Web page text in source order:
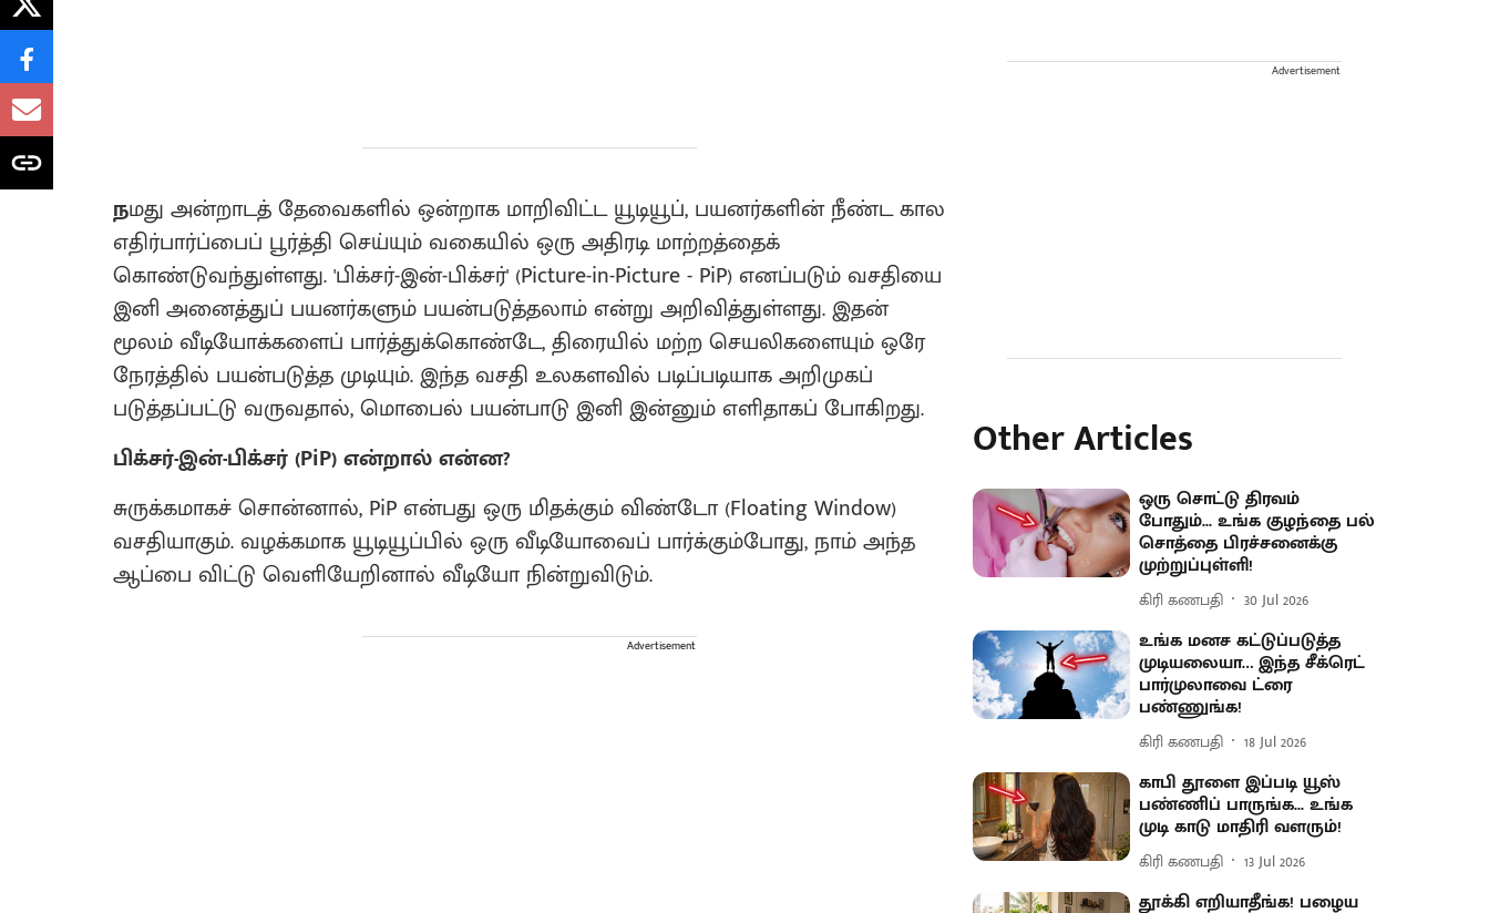
நமது அன்றாடத் தேவைகளில் ஒன்றாக மாறிவிட்ட யூடியூப், பயனர்களின் நீண்ட கால
எதிர்பார்ப்பைப் பூர்த்தி செய்யும் வகையில் ஒரு அதிரடி மாற்றத்தைக்
கொண்டுவந்துள்ளது. 'பிக்சர்-இன்-பிக்சர்' (Picture-in-Picture - PiP) எனப்படும் வசதியை
இனி அனைத்துப் பயனர்களும் பயன்படுத்தலாம் என்று அறிவித்துள்ளது. இதன்
மூலம் வீடியோக்களைப் பார்த்துக்கொண்டே, திரையில் மற்ற செயலிகளையும் ஒரே
நேரத்தில் பயன்படுத்த முடியும். இந்த வசதி உலகளவில் படிப்படியாக அறிமுகப்
படுத்தப்பட்டு வருவதால், மொபைல் பயன்பாடு இனி இன்னும் எளிதாகப் போகிறது.
பிக்சர்-இன்-பிக்சர் (PiP) என்றால் என்ன?
சுருக்கமாகச் சொன்னால், PiP என்பது ஒரு மிதக்கும் விண்டோ (Floating Window)
வசதியாகும். வழக்கமாக யூடியூப்பில் ஒரு வீடியோவைப் பார்க்கும்போது, நாம் அந்த
ஆப்பை விட்டு வெளியேறினால் வீடியோ நின்றுவிடும்.
Advertisement
Advertisement
Other Articles
ஒரு சொட்டு திரவம்
போதும்... உங்க குழந்தை பல்
சொத்தை பிரச்சனைக்கு
முற்றுப்புள்ளி!
கிரி கணபதி 30 Jul 2026
உங்க மனச கட்டுப்படுத்த
முடியலையா… இந்த சீக்ரெட்
பார்முலாவை ட்ரை
பண்ணுங்க!
கிரி கணபதி 18 Jul 2026
காபி தூளை இப்படி யூஸ்
பண்ணிப் பாருங்க... உங்க
முடி காடு மாதிரி வளரும்!
கிரி கணபதி 13 Jul 2026
தூக்கி எறியாதீங்க! பழைய